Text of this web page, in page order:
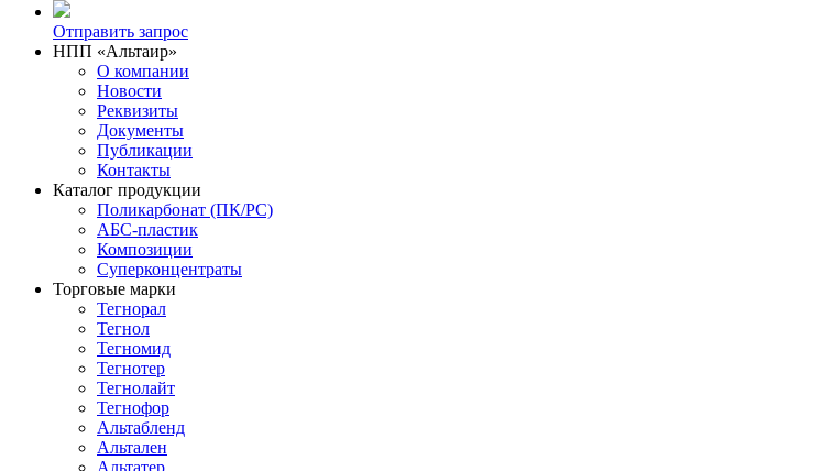
Отправить запрос
НПП «Альтаир»
О компании
Новости
Реквизиты
Документы
Публикации
Контакты
Каталог продукции
Поликарбонат (ПК/PC)
АБС-пластик
Композиции
Суперконцентраты
Торговые марки
Тегнорал
Тегнол
Тегномид
Тегнотер
Тегнолайт
Тегнофор
Альтабленд
Альтален
Альтатер